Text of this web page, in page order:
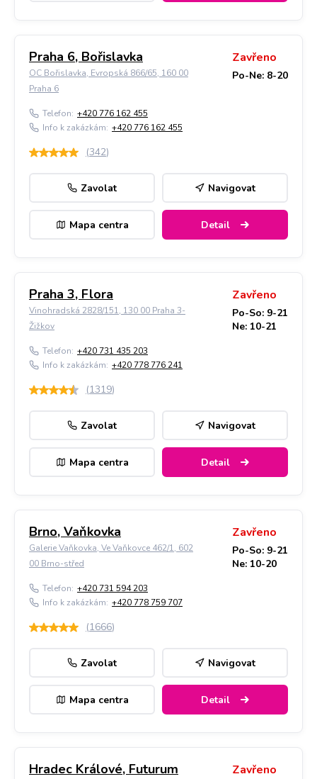
Praha 6, Bořislavka
OC Bořislavka, Evropská 866/65, 160 00
Praha 6
Zavřeno
Po-Ne: 8-20
Telefon: +420 776 162 455
Info k zakázkám: +420 776 162 455
(342)
Zavolat Navigovat
Mapa centra Detail
Praha 3, Flora
Vinohradská 2828/151, 130 00 Praha 3-
Žižkov
Zavřeno
Po-So: 9-21
Ne: 10-21
Telefon: +420 731 435 203
Info k zakázkám: +420 778 776 241
(1319)
Zavolat Navigovat
Mapa centra Detail
Brno, Vaňkovka
Galerie Vaňkovka, Ve Vaňkovce 462/1, 602
00 Brno-střed
Zavřeno
Po-So: 9-21
Ne: 10-20
Telefon: +420 731 594 203
Info k zakázkám: +420 778 759 707
(1666)
Zavolat Navigovat
Mapa centra Detail
Hradec Králové, Futurum Zavřeno